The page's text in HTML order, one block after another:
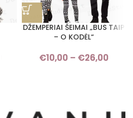
Price range: €10,00 through
DŽEMPERIAI ŠEIMAI „BUS TAIP
– O KODĖL“
€10,00 – €26,00